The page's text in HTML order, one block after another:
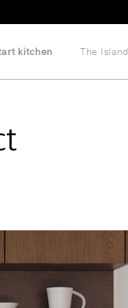
kitchen The Island